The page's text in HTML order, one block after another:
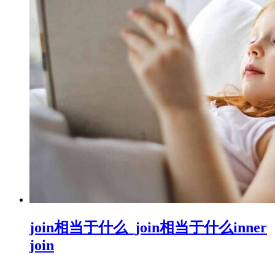
join相当于什么_join相当于什么inner
join